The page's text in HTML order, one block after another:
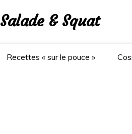
Salade & Squat
Recettes « sur le pouce »